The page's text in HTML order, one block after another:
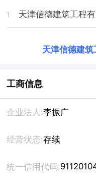
1 天津信德建筑工程
天津信德建筑
工商信息
企业法人:李振广
经营状态:存续
统一信用代码: